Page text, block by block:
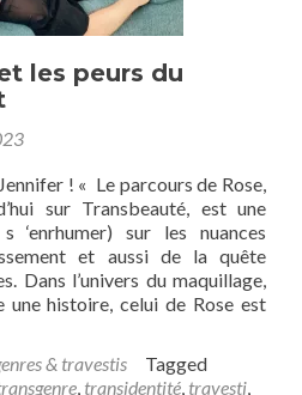
les peurs du
! « Le parcours de Rose,
sur Transbeauté, est une
‘enrhumer) sur les nuances
et aussi de la quête
Dans l’univers du maquillage,
une histoire, celui de Rose est
& travestis
Tagged
, transidentité, travesti,